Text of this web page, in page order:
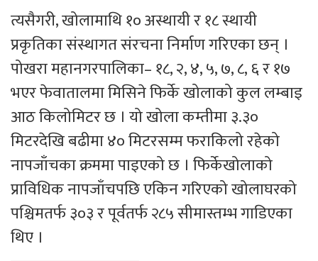
त्यसैगरी, खोलामाथि १० अस्थायी र १८ स्थायी
प्रकृतिका संस्थागत संरचना निर्माण गरिएका छन् ।
पोखरा महानगरपालिका– १८, २, ४, ५, ७, ८, ६ र १७
भएर फेवातालमा मिसिने फिर्के खोलाको कुल लम्बाइ
आठ किलोमिटर छ । यो खोला कम्तीमा ३.३०
मिटरदेखि बढीमा ४० मिटरसम्म फराकिलो रहेको
नापजाँचका क्रममा पाइएको छ । फिर्केखोलाको
प्राविधिक नापजाँचपछि एकिन गरिएको खोलाघरको
पश्चिमतर्फ ३०३ र पूर्वतर्फ २८५ सीमास्तम्भ गाडिएका
थिए ।